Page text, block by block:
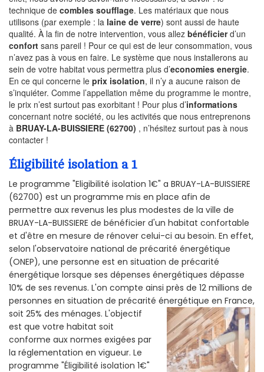
technique de combles soufflage. Les matériaux que nous
utilisons (par exemple : la laine de verre) sont aussi de haute
qualité. À la fin de notre intervention, vous allez bénéficierd’un
confort sans pareil ! Pour ce qui est de leur consommation, vous
n’avez pas à vous en faire. Le système que nous installerons au
sein de votre habitat vous permettra plus d’economies energie.
En ce qui concerne le prix isolation, il n’y a aucune raison de
s’inquiéter. Comme l’appellation même du programme le montre,
le prix n’est surtout pas exorbitant ! Pour plus d’informations
concernant notre société, ou les activités que nous entreprenons
à BRUAY-LA-BUISSIERE (62700) , n’hésitez surtout pas à nous
contacter !
Éligibilité isolation a 1
Le programme "Eligibilité isolation 1€" a BRUAY-LA-BUISSIERE
(62700) est un programme mis en place afin de
permettre aux revenus les plus modestes de la ville de
BRUAY-LA-BUISSIERE de bénéficier d'un habitat confortable
et d'être en mesure de rénover celui-ci au besoin. En effet,
selon l'observatoire national de précarité énergétique
(ONEP), une personne est en situation de précarité
énergétique lorsque ses dépenses énergétiques dépasse
10% de ses revenus. L'on compte ainsi près de 12 millions de
personnes en situation de précarité énergétique en France,
soit 25% des ménages. L'objectif
est que votre habitat soit
conforme aux normes exigées par
la réglementation en vigueur. Le
programme "Éligibilité isolation 1€"